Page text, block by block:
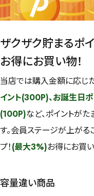
ザクザク貯まるポ
お得にお買い物！
当店では購入金額に応じ
イント(300P)、お誕生日
(100P)など、ポイントが
す。会員ステージが上がる
プ！(最大3%)お得にお買
容量違い商品